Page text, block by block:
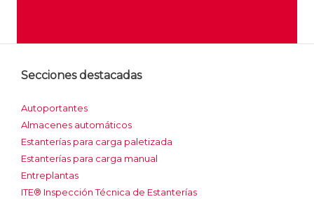
Secciones destacadas
Autoportantes
Almacenes automáticos
Estanterías para carga paletizada
Estanterías para carga manual
Entreplantas
ITE® Inspección Técnica de Estanterías